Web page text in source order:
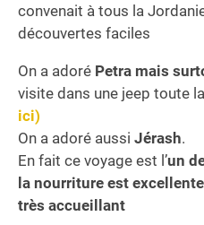
convenait à tous la
découvertes faciles
On a adoré Petra mais
visite dans une jeep toute
ici)
On a adoré aussi Jérash.
En fait ce voyage est l’un
la nourriture est
très accueillant